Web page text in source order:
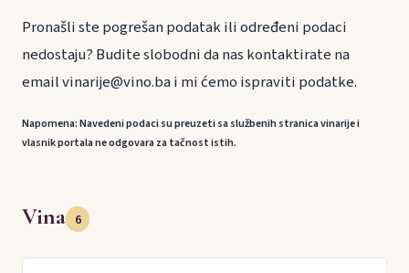
Pronašli ste pogrešan podatak ili određeni podaci
nedostaju? Budite slobodni da nas kontaktirate na
email vinarije@vino.ba i mi ćemo ispraviti podatke.
Napomena: Navedeni podaci su preuzeti sa službenih stranica vinarije i
vlasnik portala ne odgovara za tačnost istih.
Vina 6